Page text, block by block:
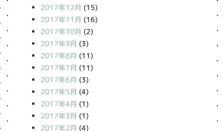
2017年12月 (15)
2017年11月 (16)
2017年10月 (2)
2017年9月 (3)
2017年8月 (11)
2017年7月 (11)
2017年6月 (3)
2017年5月 (4)
2017年4月 (1)
2017年3月 (1)
2017年2月 (4)